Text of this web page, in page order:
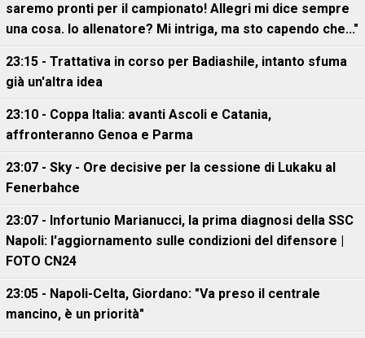
saremo pronti per il campionato! Allegri mi dice sempre
una cosa. Io allenatore? Mi intriga, ma sto capendo che..."
23:15 - Trattativa in corso per Badiashile, intanto sfuma
già un'altra idea
23:10 - Coppa Italia: avanti Ascoli e Catania,
affronteranno Genoa e Parma
23:07 - Sky - Ore decisive per la cessione di Lukaku al
Fenerbahce
23:07 - Infortunio Marianucci, la prima diagnosi della SSC
Napoli: l'aggiornamento sulle condizioni del difensore |
FOTO CN24
23:05 - Napoli-Celta, Giordano: "Va preso il centrale
mancino, è un priorità"